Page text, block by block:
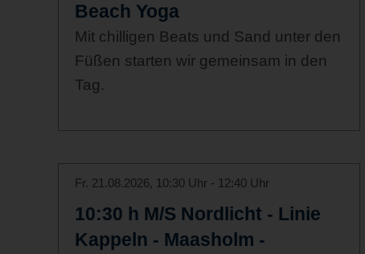
Beach Yoga
Mit chilligen Beats und Sand unter den
Füßen starten wir gemeinsam in den
Tag.
Fr. 21.08.2026, 10:30 Uhr - 12:40 Uhr
10:30 h M/S Nordlicht - Linie
Kappeln - Maasholm -